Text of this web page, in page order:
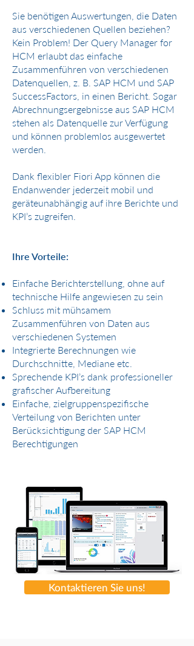
Sie benötigen Auswertungen, die Daten
aus verschiedenen Quellen beziehen?
Kein Problem! Der Query Manager for
HCM erlaubt das einfache
Zusammenführen von verschiedenen
Datenquellen, z. B. SAP HCM und SAP
SuccessFactors, in einen Bericht. Sogar
Abrechnungsergebnisse aus SAP HCM
stehen als Datenquelle zur Verfügung
und können problemlos ausgewertet
werden.
Dank flexibler Fiori App können die
Endanwender jederzeit mobil und
geräteunabhängig auf ihre Berichte und
KPI’s zugreifen.
Ihre Vorteile:
Einfache Berichterstellung, ohne auf
technische Hilfe angewiesen zu sein
Schluss mit mühsamem
Zusammenführen von Daten aus
verschiedenen Systemen
Integrierte Berechnungen wie
Durchschnitte, Mediane etc.
Sprechende KPI’s dank professioneller
grafischer Aufbereitung
Einfache, zielgruppenspezifische
Verteilung von Berichten unter
Berücksichtigung der SAP HCM
Berechtigungen
Kontaktieren Sie uns!